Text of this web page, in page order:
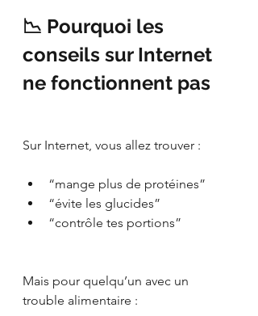
📉 Pourquoi les
conseils sur Internet
ne fonctionnent pas
Sur Internet, vous allez trouver :
“mange plus de protéines”
“évite les glucides”
“contrôle tes portions”
Mais pour quelqu’un avec un
trouble alimentaire :